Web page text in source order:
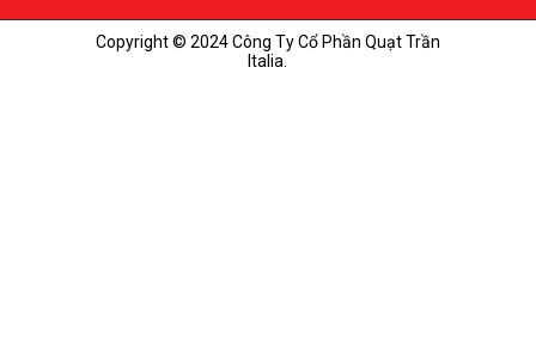
Copyright © 2024 Công Ty Cổ Phần Quạt Trần
Italia.